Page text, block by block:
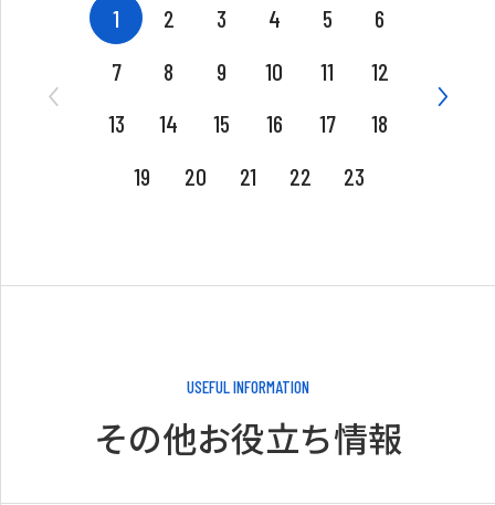
1 2 3 4 5
6
7
8 9 10 11
12
13
14 15 16 17
18
19
20 21 22 23
USEFUL INFORMATION
その他お役立ち情報